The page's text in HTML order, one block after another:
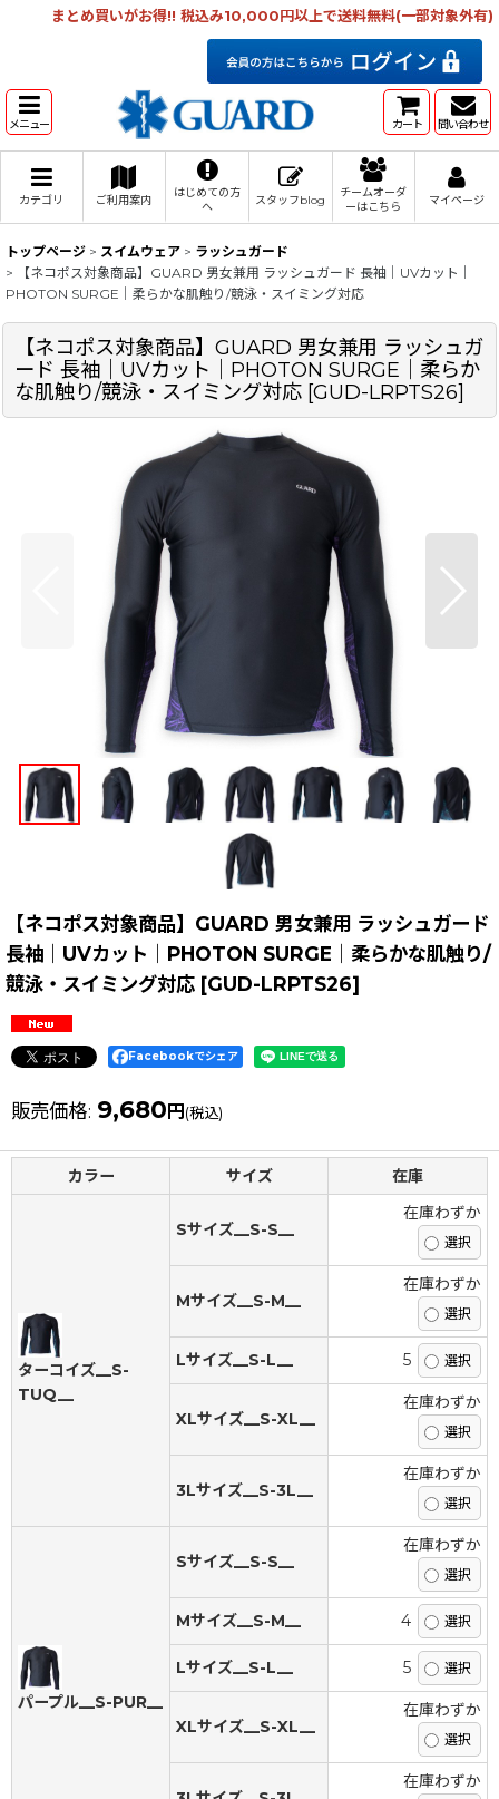
まとめ買いがお得!! 税込み10,000円以上で送料無料(一部対象外有)
メニュー カート 問い合わせ
カテゴリ ご利用案内
はじめての方
へ
スタッフblog
チームオーダ
ーはこちら
マイページ
トップページ > スイムウェア > ラッシュガード
>
【ネコポス対象商品】GUARD 男女兼用 ラッシュガード 長袖｜UVカット｜
PHOTON SURGE｜柔らかな肌触り/競泳・スイミング対応
【ネコポス対象商品】GUARD 男女兼用 ラッシュガ
ード 長袖｜UVカット｜PHOTON SURGE｜柔らか
な肌触り/競泳・スイミング対応 [GUD-LRPTS26]
【ネコポス対象商品】GUARD 男女兼用 ラッシュガード
長袖｜UVカット｜PHOTON SURGE｜柔らかな肌触り/
競泳・スイミング対応 [GUD-LRPTS26]
Facebookでシェア
販売価格: 9,680 円 (税込)
カラー サイズ 在庫
ターコイズ__S-
TUQ__
Sサイズ__S-S__
在庫わずか
Mサイズ__S-M__
在庫わずか
Lサイズ__S-L__ 5
XLサイズ__S-XL__
在庫わずか
3Lサイズ__S-3L__
在庫わずか
パープル__S-PUR__
Sサイズ__S-S__
在庫わずか
Mサイズ__S-M__ 4
Lサイズ__S-L__ 5
XLサイズ__S-XL__
在庫わずか
在庫わずか